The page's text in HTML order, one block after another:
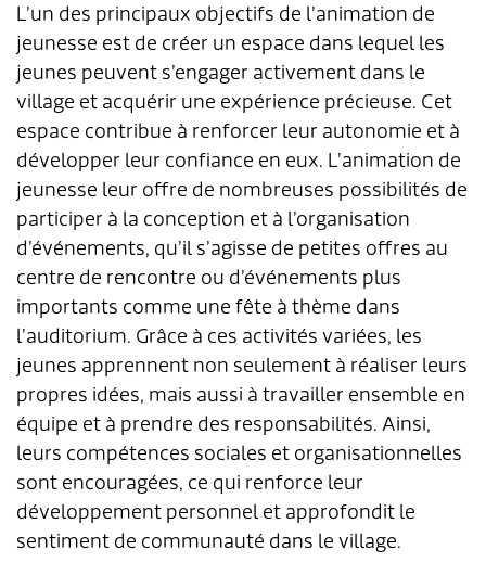
L’un des principaux objectifs de l’animation de
jeunesse est de créer un espace dans lequel les
jeunes peuvent s’engager activement dans le
village et acquérir une expérience précieuse. Cet
espace contribue à renforcer leur autonomie et à
développer leur confiance en eux. L’animation de
jeunesse leur offre de nombreuses possibilités de
participer à la conception et à l’organisation
d’événements, qu’il s’agisse de petites offres au
centre de rencontre ou d’événements plus
importants comme une fête à thème dans
l’auditorium. Grâce à ces activités variées, les
jeunes apprennent non seulement à réaliser leurs
propres idées, mais aussi à travailler ensemble en
équipe et à prendre des responsabilités. Ainsi,
leurs compétences sociales et organisationnelles
sont encouragées, ce qui renforce leur
développement personnel et approfondit le
sentiment de communauté dans le village.